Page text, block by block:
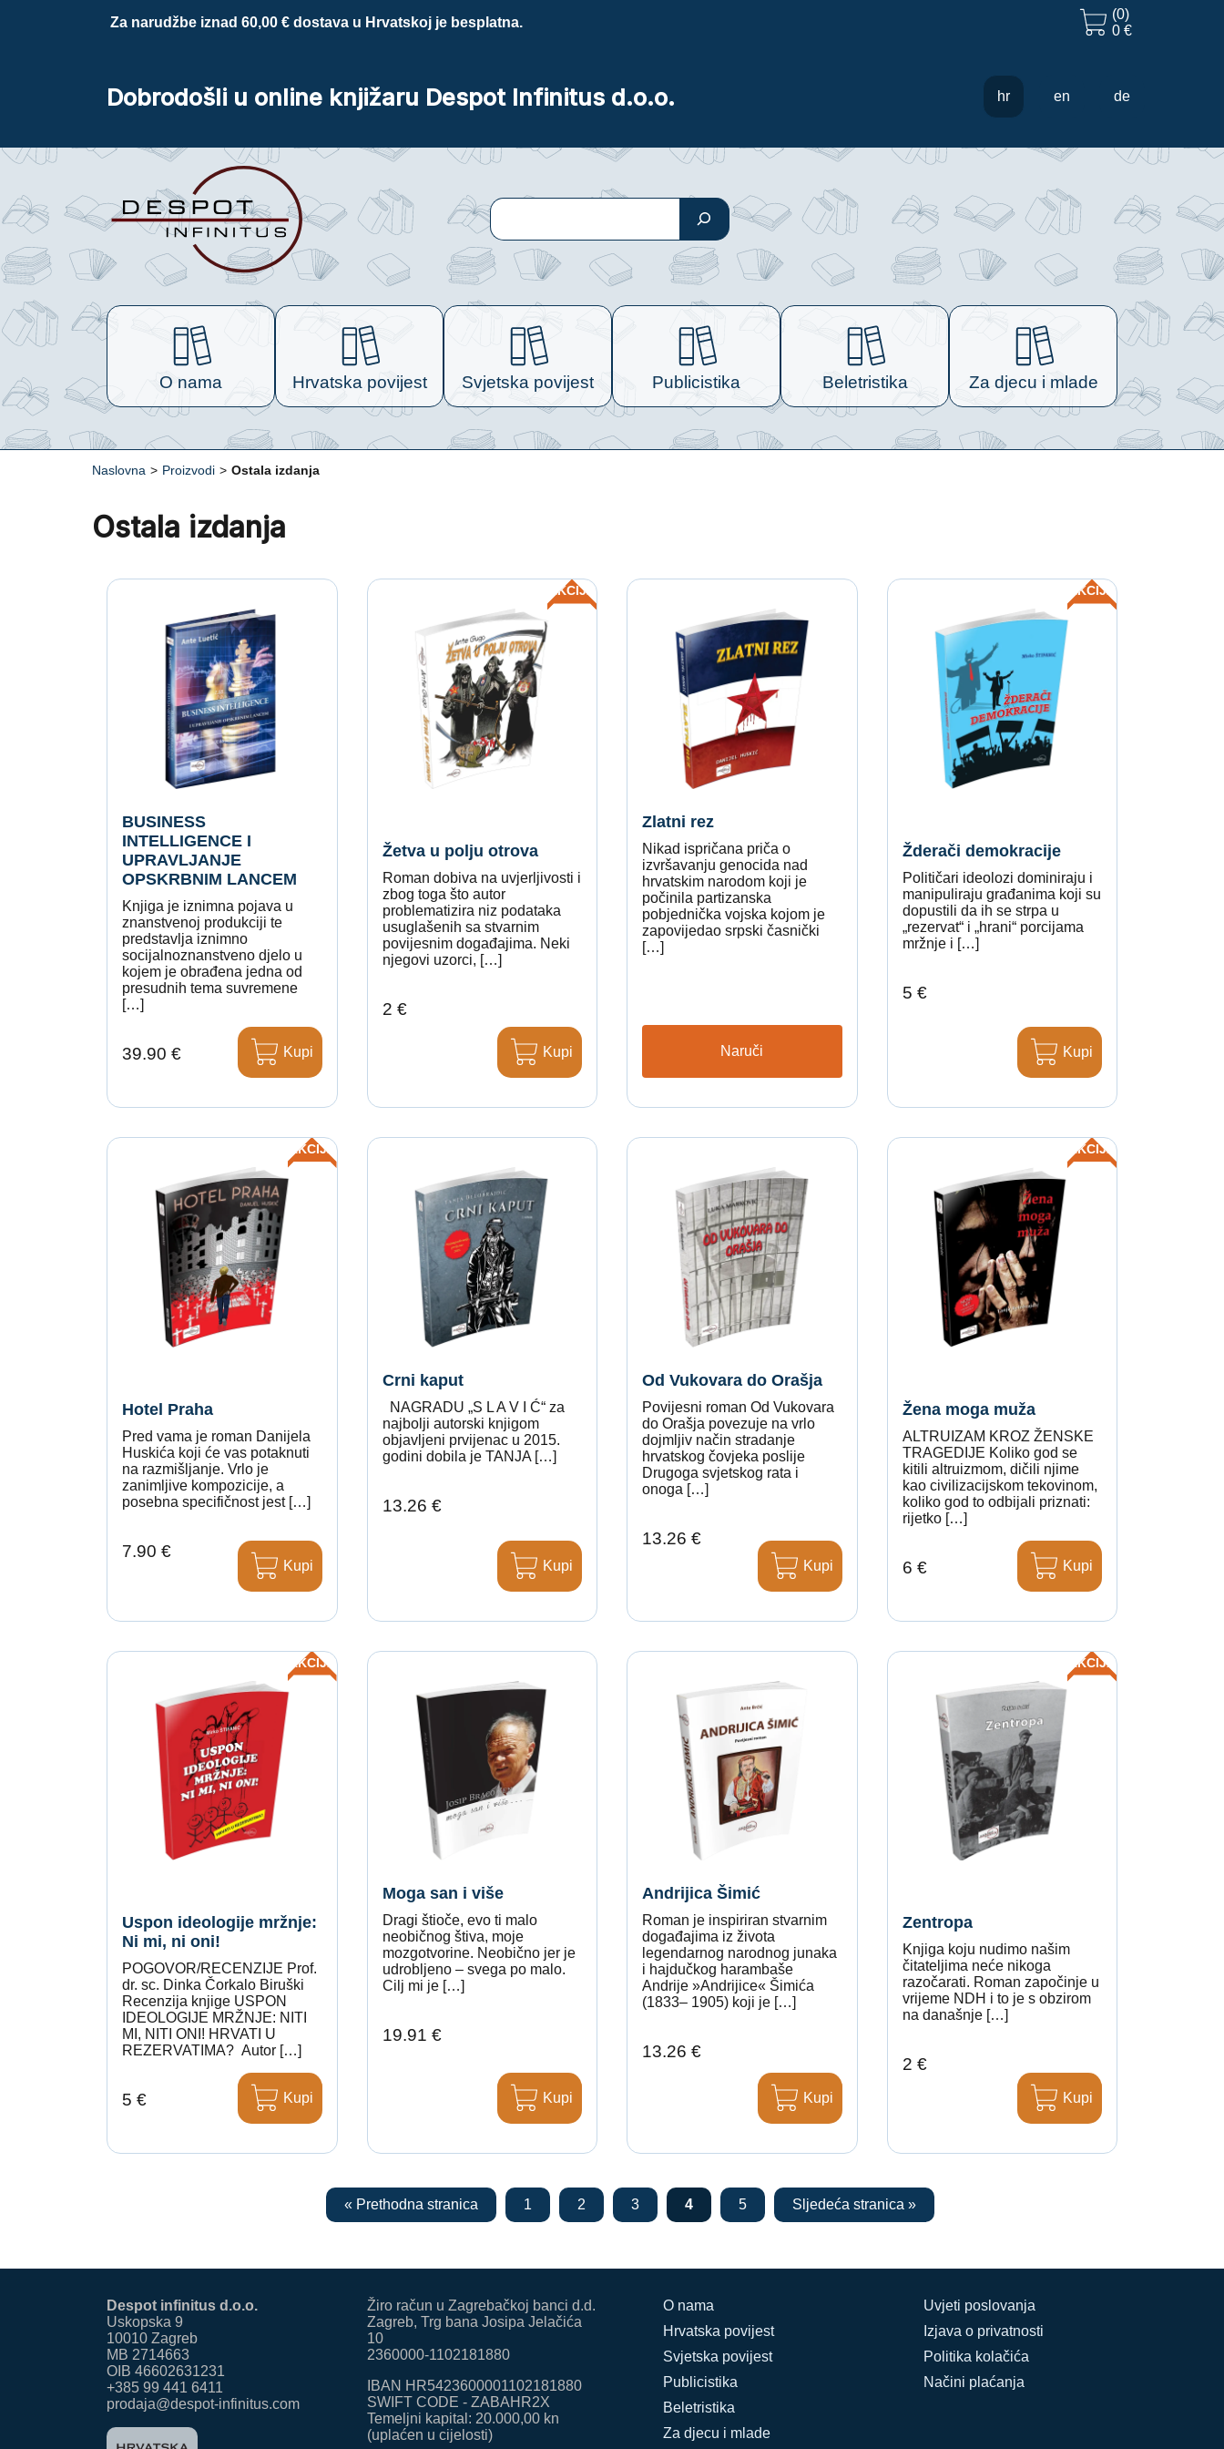
Za narudžbe iznad 60,00 € dostava u Hrvatskoj je besplatna.
(0)
0 €
Dobrodošli u online knjižaru Despot Infinitus d.o.o. hr en de
Pretraga
O nama Hrvatska povijest Svjetska povijest Publicistika Beletristika Za djecu i mlade
Naslovna > Proizvodi > Ostala izdanja
Ostala izdanja
BUSINESS
INTELLIGENCE I
UPRAVLJANJE
OPSKRBNIM LANCEM
Knjiga je iznimna pojava u
znanstvenoj produkciji te
predstavlja iznimno
socijalnoznanstveno djelo u
kojem je obrađena jedna od
presudnih tema suvremene
[…]
39.90 € Kupi
AKCIJA
Žetva u polju otrova
Roman dobiva na uvjerljivosti i
zbog toga što autor
problematizira niz podataka
usuglašenih sa stvarnim
povijesnim događajima. Neki
njegovi uzorci, […]
2 €
Kupi
Zlatni rez
Nikad ispričana priča o
izvršavanju genocida nad
hrvatskim narodom koji je
počinila partizanska
pobjednička vojska kojom je
zapovijedao srpski časnički
[…]
Naruči
AKCIJA
Žderači demokracije
Političari ideolozi dominiraju i
manipuliraju građanima koji su
dopustili da ih se strpa u
„rezervat“ i „hrani“ porcijama
mržnje i […]
5 €
Kupi
AKCIJA
Hotel Praha
Pred vama je roman Danijela
Huskića koji će vas potaknuti
na razmišljanje. Vrlo je
zanimljive kompozicije, a
posebna specifičnost jest […]
7.90 €
Kupi
Crni kaput
NAGRADU „S L A V I Ć“ za
najbolji autorski knjigom
objavljeni prvijenac u 2015.
godini dobila je TANJA […]
13.26 €
Kupi
Od Vukovara do Orašja
Povijesni roman Od Vukovara
do Orašja povezuje na vrlo
dojmljiv način stradanje
hrvatskog čovjeka poslije
Drugoga svjetskog rata i
onoga […]
13.26 €
Kupi
AKCIJA
Žena moga muža
ALTRUIZAM KROZ ŽENSKE
TRAGEDIJE Koliko god se
kitili altruizmom, dičili njime
kao civilizacijskom tekovinom,
koliko god to odbijali priznati:
rijetko […]
6 € Kupi
AKCIJA
Uspon ideologije mržnje:
Ni mi, ni oni!
POGOVOR/RECENZIJE Prof.
dr. sc. Dinka Čorkalo Biruški
Recenzija knjige USPON
IDEOLOGIJE MRŽNJE: NITI
MI, NITI ONI! HRVATI U
REZERVATIMA? Autor […]
5 € Kupi
Moga san i više
Dragi štioče, evo ti malo
neobičnog štiva, moje
mozgotvorine. Neobično jer je
udrobljeno – svega po malo.
Cilj mi je […]
19.91 €
Kupi
Andrijica Šimić
Roman je inspiriran stvarnim
događajima iz života
legendarnog narodnog junaka
i hajdučkog harambaše
Andrije »Andrijice« Šimića
(1833– 1905) koji je […]
13.26 €
Kupi
AKCIJA
Zentropa
Knjiga koju nudimo našim
čitateljima neće nikoga
razočarati. Roman započinje u
vrijeme NDH i to je s obzirom
na današnje […]
2 €
Kupi
« Prethodna stranica 1 2 3 4 5 Sljedeća stranica »
Despot infinitus d.o.o.
Uskopska 9
10010 Zagreb
MB 2714663
OIB 46602631231
+385 99 441 6411
prodaja@despot-infinitus.com
Žiro račun u Zagrebačkoj banci d.d.
Zagreb, Trg bana Josipa Jelačića
10
2360000-1102181880
IBAN HR5423600001102181880
SWIFT CODE - ZABAHR2X
Temeljni kapital: 20.000,00 kn
(uplaćen u cijelosti)
O nama
Hrvatska povijest
Svjetska povijest
Publicistika
Beletristika
Za djecu i mlade
Uvjeti poslovanja
Izjava o privatnosti
Politika kolačića
Načini plaćanja